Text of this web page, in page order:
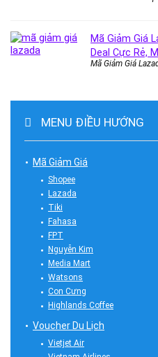
Mã Giảm Giá
Deal Cực Rẻ,
Mã Giảm Giá
MENU ĐIỀU HƯỚNG
Mã Giảm Giá
Shopee
Lazada
Tiki
Fahasa
FPT
Nguyễn Kim
Media Mart
Watsons
Con Cưng
Highlands Coffee
Voucher Du Lịch
Vietjet Air